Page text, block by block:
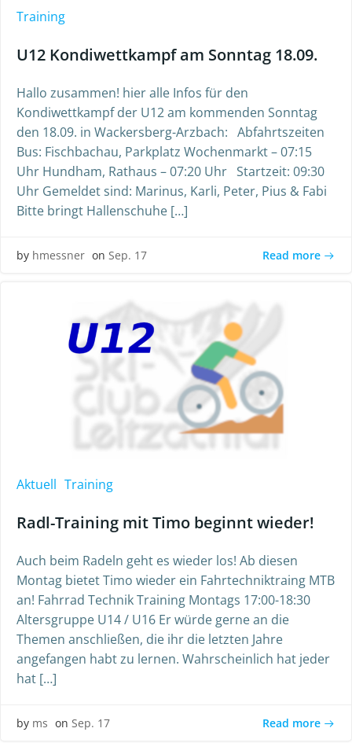
Training
U12 Kondiwettkampf am Sonntag 18.09.
Hallo zusammen! hier alle Infos für den
Kondiwettkampf der U12 am kommenden Sonntag
den 18.09. in Wackersberg-Arzbach: Abfahrtszeiten
Bus: Fischbachau, Parkplatz Wochenmarkt – 07:15
Uhr Hundham, Rathaus – 07:20 Uhr Startzeit: 09:30
Uhr Gemeldet sind: Marinus, Karli, Peter, Pius & Fabi
Bitte bringt Hallenschuhe […]
by hmessner on Sep. 17 Read more
Aktuell Training
Radl-Training mit Timo beginnt wieder!
Auch beim Radeln geht es wieder los! Ab diesen
Montag bietet Timo wieder ein Fahrtechniktraing MTB
an! Fahrrad Technik Training Montags 17:00-18:30
Altersgruppe U14 / U16 Er würde gerne an die
Themen anschließen, die ihr die letzten Jahre
angefangen habt zu lernen. Wahrscheinlich hat jeder
hat […]
by ms on Sep. 17 Read more